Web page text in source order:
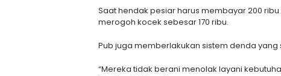
Saat hendak pesiar harus membayar 200
merogoh kocek sebesar 170 ribu.
Pub juga memberlakukan sistem denda
“Mereka tidak berani menolak layani